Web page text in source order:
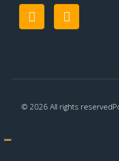
© 2026 All rights reserved